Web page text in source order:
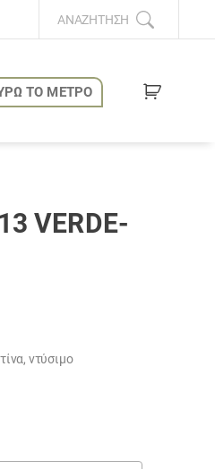
ΑΝΑΖΉΤΗΣΗ
ΤΟ ΜΕΤΡΟ
VERDE-
ντύσιμο